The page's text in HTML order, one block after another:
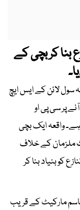
بنا کر بچی کے
سول لائن کے ایس ایچ
پر سی پی او
واقعہ ایک بچی
ملزمان کے خلاف
کو بنیاد بنا کر
مارکیٹ کے قریب